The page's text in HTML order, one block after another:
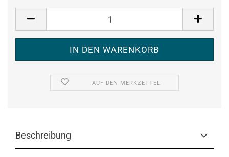
AUF DEN MERKZETTEL
Beschreibung